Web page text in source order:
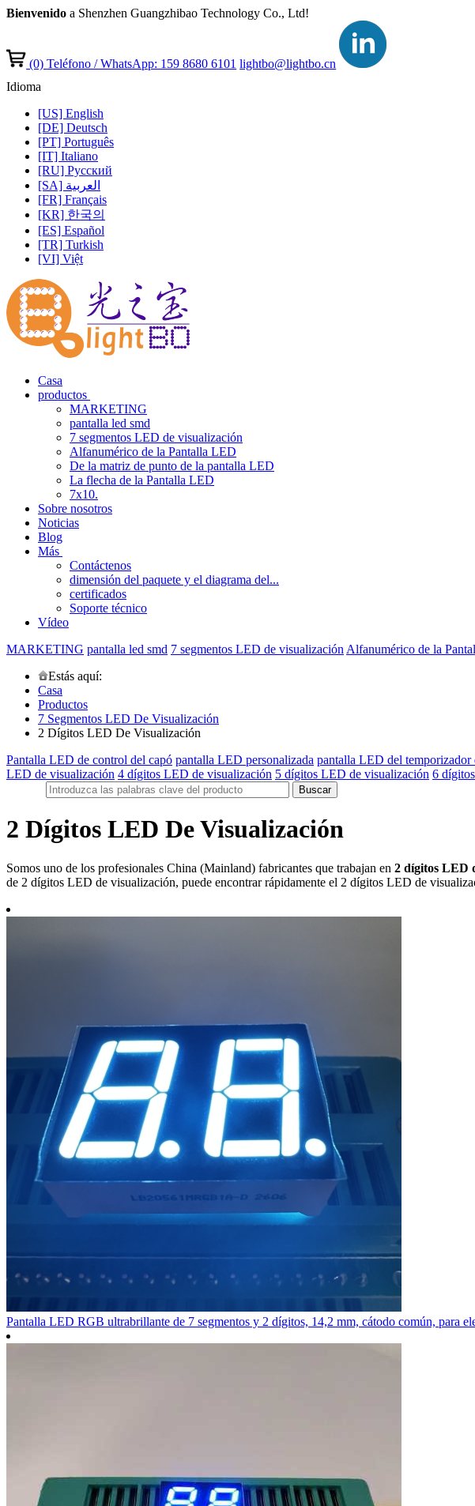
Bienvenido a Shenzhen Guangzhibao Technology Co., Ltd!
(0)Teléfono / WhatsApp: 159 8680 6101 lightbo@lightbo.cn
Idioma
[US] English
[DE] Deutsch
[PT] Português
[IT] Italiano
[RU] Pусский
[SA] العربية
[FR] Français
[KR] 한국의
[ES] Español
[TR] Turkish
[VI] Việt
Casa
productos
MARKETING
pantalla led smd
7 segmentos LED de visualización
Alfanumérico de la Pantalla LED
De la matriz de punto de la pantalla LED
La flecha de la Pantalla LED
7x10.
Sobre nosotros
Noticias
Blog
Más
Contáctenos
dimensión del paquete y el diagrama del...
certificados
Soporte técnico
Vídeo
MARKETING pantalla led smd 7 segmentos LED de visualización Alfanumérico de la
Estás aquí:
Casa
Productos
7 Segmentos LED De Visualización
2 Dígitos LED De Visualización
Pantalla LED de control del capó pantalla LED personalizada pantalla LED del temporizador
LED de visualización 4 dígitos LED de visualización 5 dígitos LED de visualización 6
2 Dígitos LED De Visualización
Somos uno de los profesionales China (Mainland) fabricantes que trabajan en 2 dígitos LED
de 2 dígitos LED de visualización, puede encontrar rápidamente el 2 dígitos LED de
Pantalla LED RGB ultrabrillante de 7 segmentos y 2 dígitos, 14,2 mm, cátodo común, para